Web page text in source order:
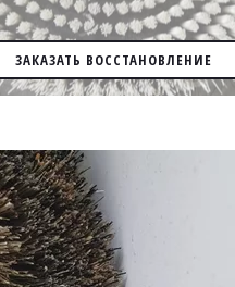
ЗАКАЗАТЬ ВОССТАНОВЛЕНИЕ